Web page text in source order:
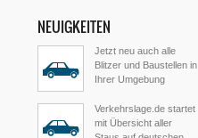
NEUIGKEITEN
Jetzt neu auch alle
Blitzer und Baustellen in
Ihrer Umgebung
Verkehrslage.de startet
mit Übersicht aller